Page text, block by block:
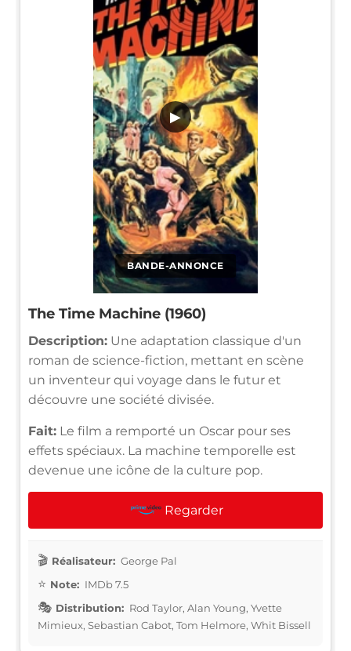
BANDE-ANNONCE
▶
The Time Machine (1960)
Description: Une adaptation classique d'un
roman de science-fiction, mettant en scène
un inventeur qui voyage dans le futur et
découvre une société divisée.
Fait: Le film a remporté un Oscar pour ses
effets spéciaux. La machine temporelle est
devenue une icône de la culture pop.
Regarder
Réalisateur: George Pal
Note: IMDb 7.5
Distribution: Rod Taylor, Alan Young, Yvette
Mimieux, Sebastian Cabot, Tom Helmore, Whit Bissell